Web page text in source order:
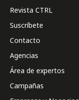
Revista CTRL
Suscríbete
Contacto
Agencias
Área de expertos
Campañas